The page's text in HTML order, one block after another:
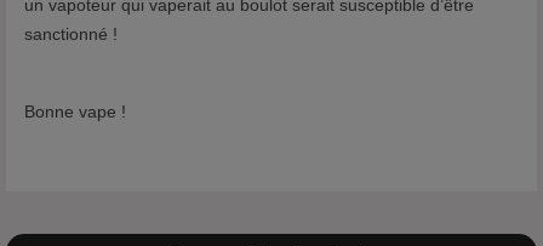
un vapoteur qui vaperait au boulot serait susceptible d’être
sanctionné !
Bonne vape !